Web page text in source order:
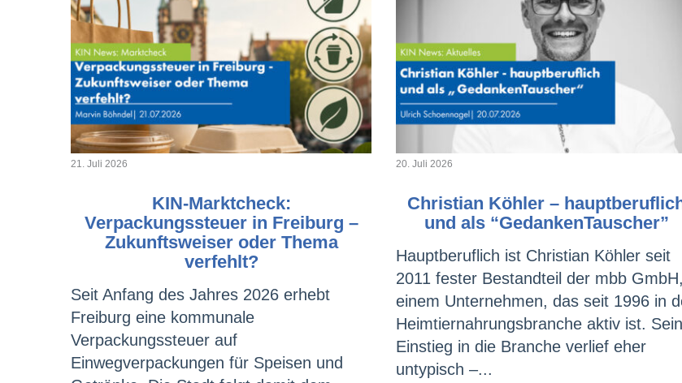
21. Juli 2026
KIN-Marktcheck:
Verpackungssteuer in Freiburg –
Zukunftsweiser oder Thema
verfehlt?
Seit Anfang des Jahres 2026 erhebt
Freiburg eine kommunale
Verpackungssteuer auf
Einwegverpackungen für Speisen und
20. Juli 2026
Christian Köhler –
und als “GedankenTauscher”
Hauptberuflich ist Christian Köhler seit
2011 fester Bestandteil der mbb GmbH,
einem Unternehmen, das seit 1996 in
Heimtiernahrungsbranche aktiv ist. Sein
Einstieg in die Branche verlief eher
untypisch –...